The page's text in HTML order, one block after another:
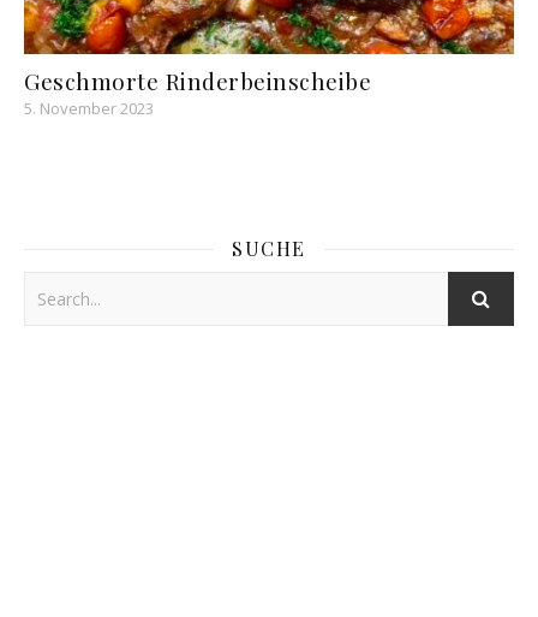
Geschmorte Rinderbeinscheibe
5. November 2023
SUCHE